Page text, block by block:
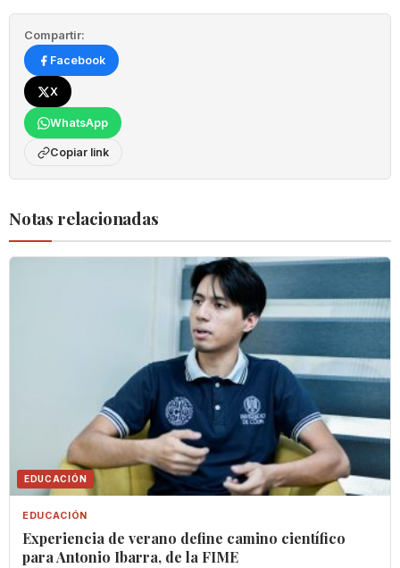
Compartir:
Facebook
X
WhatsApp
Copiar link
Notas relacionadas
EDUCACIÓN
EDUCACIÓN
Experiencia de verano define camino científico
para Antonio Ibarra, de la FIME